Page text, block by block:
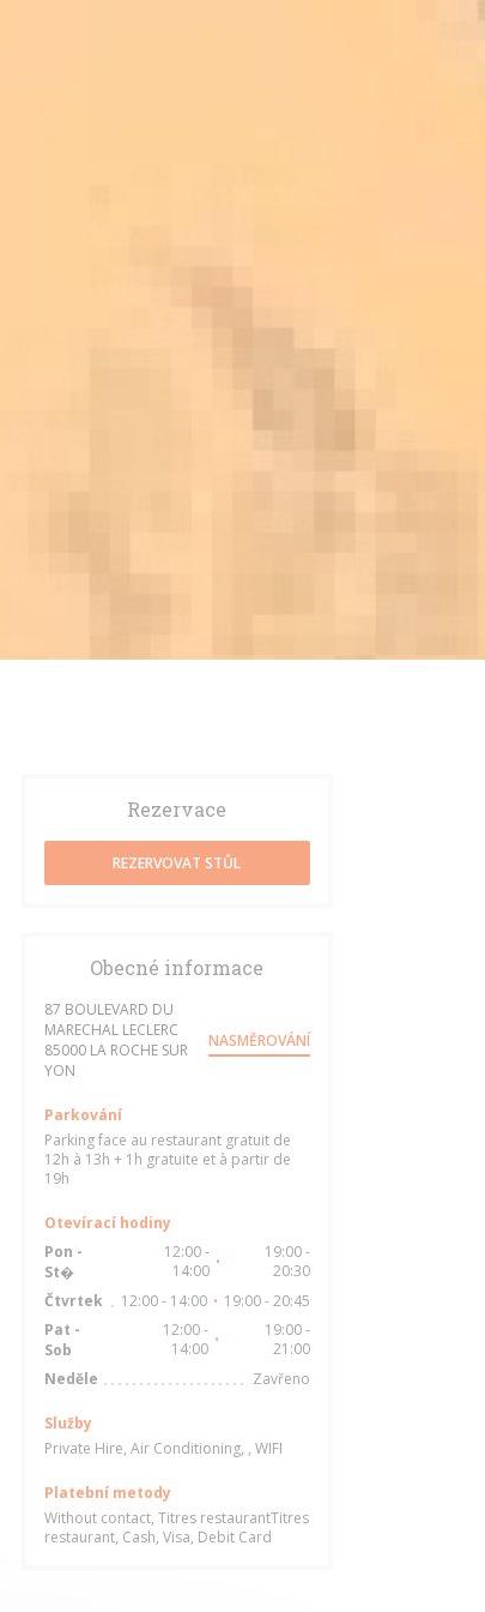
Rezervace
REZERVOVAT STŮL
Obecné informace
87 BOULEVARD DU
MARECHAL LECLERC
85000 LA ROCHE SUR
YON((otevře se v novém okně))
NASMĚROVÁNÍ
Parkování
Parking face au restaurant gratuit de
12h à 13h + 1h gratuite et à partir de
19h
Otevírací hodiny
Pon -
St�
12:00 -
14:00 •
19:00 -
20:30
Čtvrtek
12:00 - 14:00 • 19:00 - 20:45
Pat -
Sob
12:00 -
14:00 •
19:00 -
21:00
Neděle
Zavřeno
Služby
Private Hire, Air Conditioning, , WIFI
Platební metody
Without contact, Titres restaurantTitres
restaurant, Cash, Visa, Debit Card